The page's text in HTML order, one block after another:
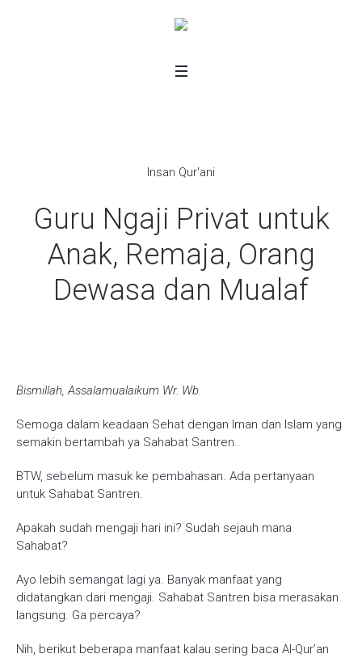
Insan Qur'ani
Guru Ngaji Privat untuk
Anak, Remaja, Orang
Dewasa dan Mualaf
Bismillah, Assalamualaikum Wr. Wb.
Semoga dalam keadaan Sehat dengan Iman dan Islam yang
semakin bertambah ya Sahabat Santren..
BTW, sebelum masuk ke pembahasan. Ada pertanyaan
untuk Sahabat Santren.
Apakah sudah mengaji hari ini? Sudah sejauh mana
Sahabat?
Ayo lebih semangat lagi ya. Banyak manfaat yang
didatangkan dari mengaji. Sahabat Santren bisa merasakan
langsung. Ga percaya?
Nih, berikut beberapa manfaat kalau sering baca Al-Qur’an